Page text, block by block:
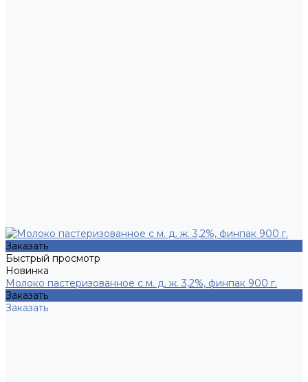
Заказать
Быстрый просмотр
Новинка
Молоко пастеризованное с м. д. ж. 3,2%, финпак 900 г.
Заказать
Заказать